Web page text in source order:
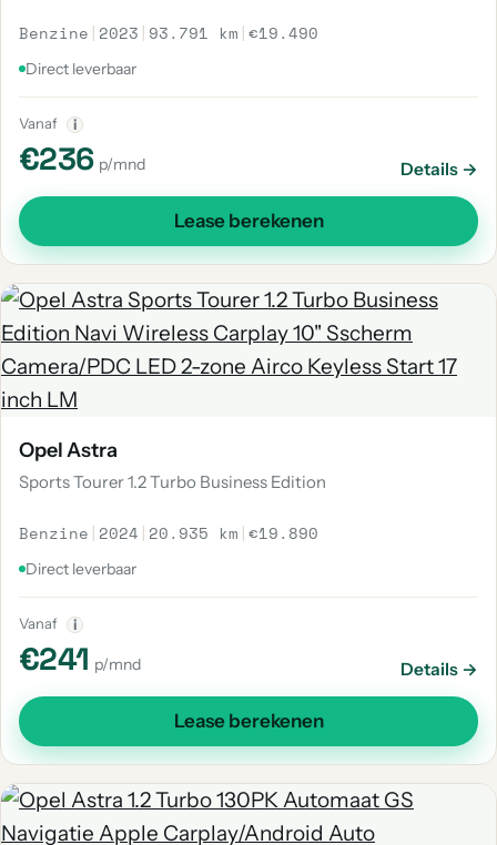
Benzine | 2023 | 93.791 km |€19.490
Direct leverbaar
Vanaf i
€236 p/mnd Details →
Lease berekenen
Opel Astra
Sports Tourer 1.2 Turbo Business Edition
Benzine | 2024 | 20.935 km |€19.890
Direct leverbaar
Vanaf i
€241 p/mnd Details →
Lease berekenen